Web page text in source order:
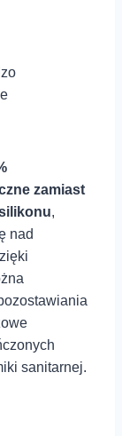
zamiast
,
nad
sanitarnej.